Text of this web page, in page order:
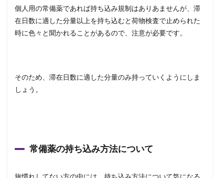
個人用の常備薬であれば持ち込み規制はありあませんが、滞
在日数に適した分量以上を持ち込むと荷物検査で止められた
時に色々と聞かれることがあるので、注意が必要です。
そのため、滞在日数に適した分量のみ持っていくようにしま
しょう。
常備薬の持ち込み方法について